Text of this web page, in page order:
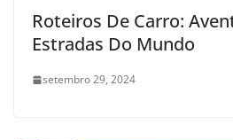
Roteiros De Carro:
Estradas Do Mundo
setembro 29, 2024